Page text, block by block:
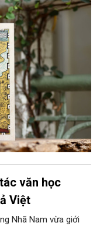
văn học
Việt
Nhã Nam vừa giới